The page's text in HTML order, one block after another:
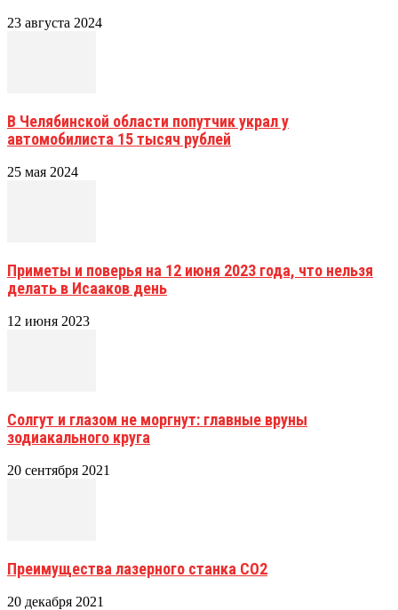
23 августа 2024
В Челябинской области попутчик украл у
автомобилиста 15 тысяч рублей
25 мая 2024
Приметы и поверья на 12 июня 2023 года, что нельзя
делать в Исааков день
12 июня 2023
Солгут и глазом не моргнут: главные вруны
зодиакального круга
20 сентября 2021
Преимущества лазерного станка СО2
20 декабря 2021